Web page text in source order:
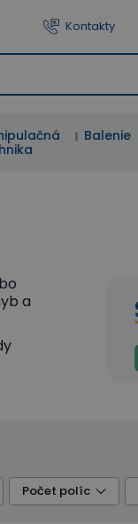
Kontakty
Balenie
a
Počet políc